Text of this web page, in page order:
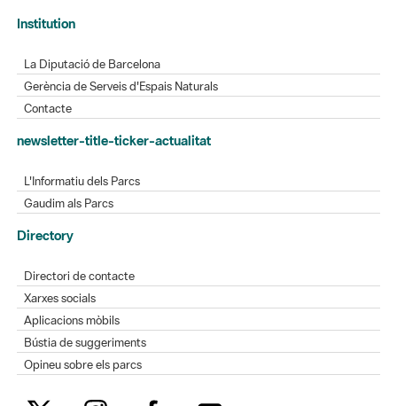
Institution
La Diputació de Barcelona
Gerència de Serveis d'Espais Naturals
Contacte
newsletter-title-ticker-actualitat
L'Informatiu dels Parcs
Gaudim als Parcs
Directory
Directori de contacte
Xarxes socials
Aplicacions mòbils
Bústia de suggeriments
Opineu sobre els parcs